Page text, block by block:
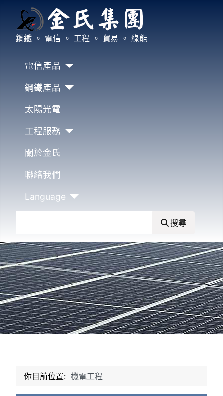
鋼鐵 。 電信 。 工程 。 貿易 。 綠能
電信產品
鋼鐵產品
太陽光電
工程服務
關於金氏
聯絡我們
Language
搜尋
你目前位置: 機電工程